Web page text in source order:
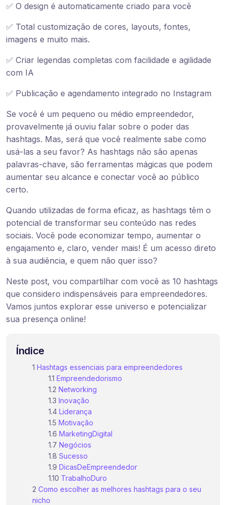
✅ O design é automaticamente criado para você
✅ Total customização de cores, layouts, fontes,
imagens e muito mais.
✅ Criar legendas completas com facilidade e agilidade
com IA
✅ Publicação e agendamento integrado no Instagram
Se você é um pequeno ou médio empreendedor,
provavelmente já ouviu falar sobre o poder das
hashtags. Mas, será que você realmente sabe como
usá-las a seu favor? As hashtags não são apenas
palavras-chave, são ferramentas mágicas que podem
aumentar seu alcance e conectar você ao público
certo.
Quando utilizadas de forma eficaz, as hashtags têm o
potencial de transformar seu conteúdo nas redes
sociais. Você pode economizar tempo, aumentar o
engajamento e, claro, vender mais! É um acesso direto
à sua audiência, e quem não quer isso?
Neste post, vou compartilhar com você as 10 hashtags
que considero indispensáveis para empreendedores.
Vamos juntos explorar esse universo e potencializar
sua presença online!
Índice
Hashtags essenciais para empreendedores
Empreendedorismo
Networking
Inovação
Liderança
Motivação
MarketingDigital
Negócios
Sucesso
DicasDeEmpreendedor
TrabalhoDuro
Como escolher as melhores hashtags para o seu
nicho